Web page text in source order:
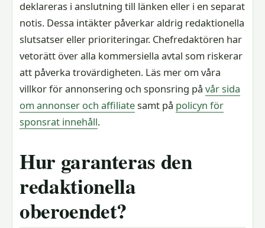
deklareras i anslutning till länken eller i en separat
notis. Dessa intäkter påverkar aldrig redaktionella
slutsatser eller prioriteringar. Chefredaktören har
vetorätt över alla kommersiella avtal som riskerar
att påverka trovärdigheten. Läs mer om våra
villkor för annonsering och sponsring på vår sida
om annonser och affiliatesamt på policyn för
sponsrat innehåll.
Hur garanteras den
redaktionella
oberoendet?